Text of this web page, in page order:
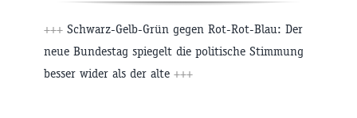
+++ Schwarz-Gelb-Grün gegen Rot-Rot-Blau: Der
neue Bundestag spiegelt die politische Stimmung
besser wider als der alte +++